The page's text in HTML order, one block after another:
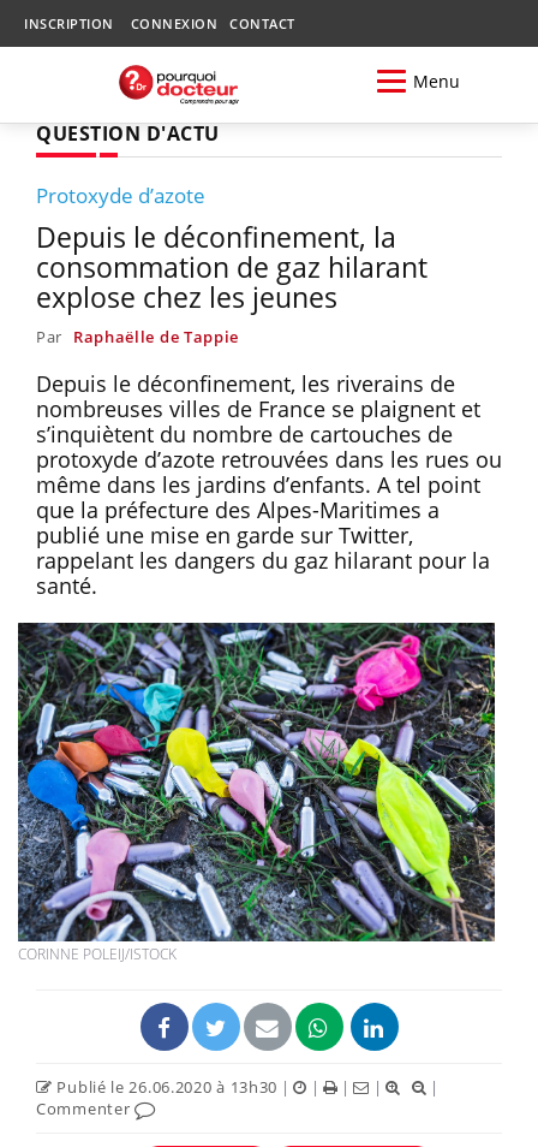
INSCRIPTION CONNEXION CONTACT
Menu
QUESTION D'ACTU
Protoxyde d’azote
Depuis le déconfinement, la
consommation de gaz hilarant
explose chez les jeunes
Par Raphaëlle de Tappie
Depuis le déconfinement, les riverains de
nombreuses villes de France se plaignent et
s’inquiètent du nombre de cartouches de
protoxyde d’azote retrouvées dans les rues ou
même dans les jardins d’enfants. A tel point
que la préfecture des Alpes-Maritimes a
publié une mise en garde sur Twitter,
rappelant les dangers du gaz hilarant pour la
santé.
CORINNE POLEIJ/ISTOCK
Publié le 26.06.2020 à 13h30 | | | |
|
Commenter